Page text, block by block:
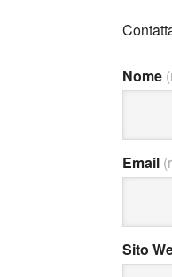
Nome
Email
Sito